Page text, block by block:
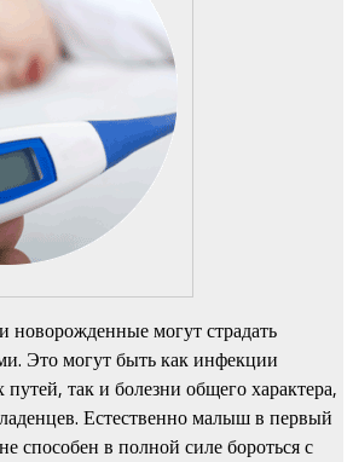
новорожденные могут страдать
Это могут быть как инфекции
так и болезни общего характера,
Естественно малыш в первый
способен в полной силе бороться с